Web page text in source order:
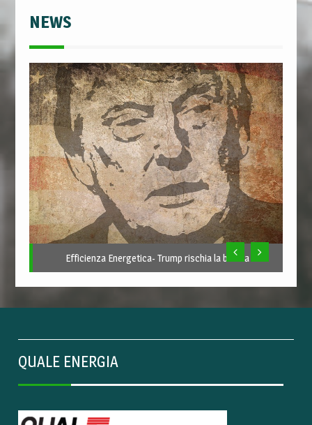
NEWS
Efficienza Energetica- Trump rischia la bufera
QUALE ENERGIA